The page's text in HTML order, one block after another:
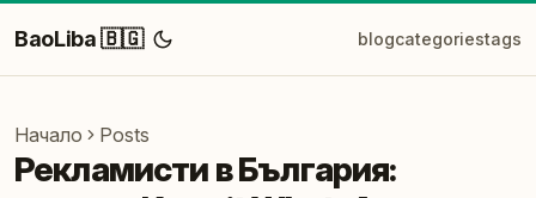
BaoLiba 🇧🇬 blogcategoriestags
Начало Posts
Рекламисти в България: